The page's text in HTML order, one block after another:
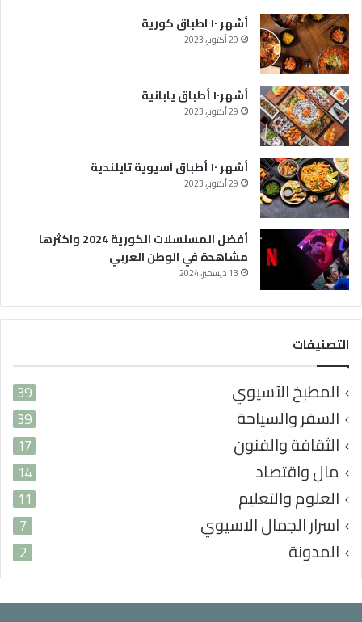
م
ش
ا
ه
د
ة
ف
ي
ا
ل
و
ط
ن
ا
ل
ع
ر
ب
ي
أشهر ١٠ اطباق كورية
29 أكتوبر، 2023
أشهر١٠ أطباق يابانية
29 أكتوبر، 2023
أشهر ١٠ أطباق آسيوية تايلندية
29 أكتوبر، 2023
أفضل المسلسلات الكورية 2024 واكثرها
مشاهدة في الوطن العربي
13 ديسمبر، 2024
التصنيفات
المطبخ الآسيوي 39
السفر والسياحة 39
الثقافة والفنون 17
مال واقتصاد 14
العلوم والتعليم 11
اسرار الجمال الاسيوي 7
المدونة 2